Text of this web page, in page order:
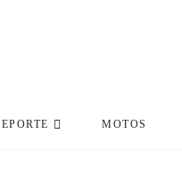
MOTOS